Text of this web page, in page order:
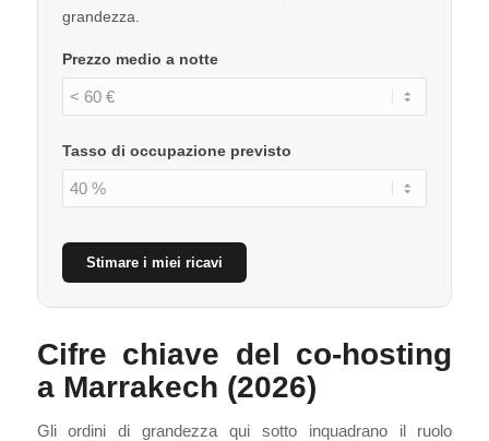
grandezza.
Prezzo medio a notte
Tasso di occupazione previsto
Stimare i miei ricavi
Cifre chiave del co-hosting
a Marrakech (2026)
Gli ordini di grandezza qui sotto inquadrano il ruolo